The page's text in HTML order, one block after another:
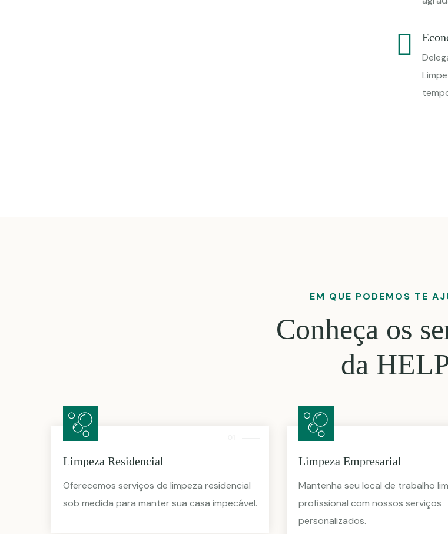
EM QUE PODEMOS TE
Conheça os
da
Limpeza Residencial
Oferecemos serviços de limpeza residencial
sob medida para manter sua casa impecável.
Limpeza Empresarial
Mantenha seu local de trabalho
profissional com nossos serviços
personalizados.